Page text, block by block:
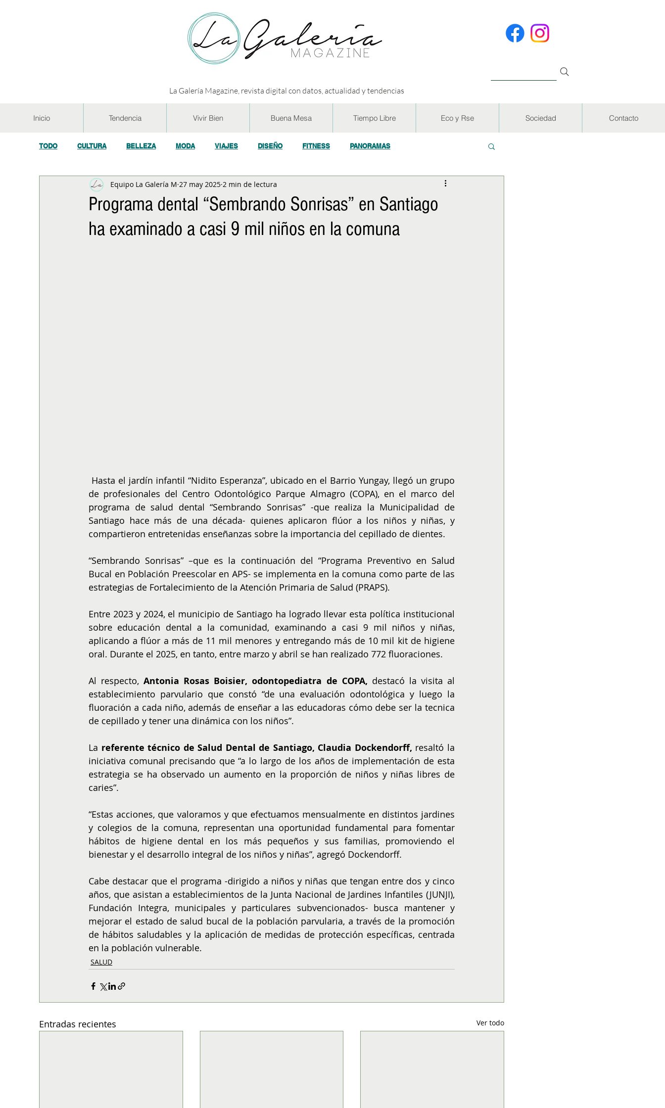
La Galería Magazine, revista digital con datos, actualidad y tendencias
Inicio Tendencia Vivir Bien Buena Mesa Tiempo Libre Eco y Rse Sociedad Contacto
TODO CULTURA BELLEZA MODA VIAJES DISEÑO FITNESS PANORAMAS
GASTRONOMÍA Y VINOS SALUD TECNOLOGÍA ECO y RSE ENTREVISTAS
ALIMENTACIÓN COLUMNA BUENA MESA NIÑOS EMPRENDER
Programa dental “Sembrando Sonrisas” en Santiago
ha examinado a casi 9 mil niños en la comuna
Equipo La Galería M 27 may 2025 2 min de lectura
Hasta el jardín infantil “Nidito Esperanza”, ubicado en el Barrio Yungay, llegó un grupo
de profesionales del Centro Odontológico Parque Almagro (COPA), en el marco del
programa de salud dental “Sembrando Sonrisas” -que realiza la Municipalidad de
Santiago hace más de una década- quienes aplicaron flúor a los niños y niñas, y
compartieron entretenidas enseñanzas sobre la importancia del cepillado de dientes.
“Sembrando Sonrisas” –que es la continuación del “Programa Preventivo en Salud
Bucal en Población Preescolar en APS- se implementa en la comuna como parte de las
estrategias de Fortalecimiento de la Atención Primaria de Salud (PRAPS).
Entre 2023 y 2024, el municipio de Santiago ha logrado llevar esta política institucional
sobre educación dental a la comunidad, examinando a casi 9 mil niños y niñas,
aplicando a flúor a más de 11 mil menores y entregando más de 10 mil kit de higiene
oral. Durante el 2025, en tanto, entre marzo y abril se han realizado 772 fluoraciones.
Al respecto, Antonia Rosas Boisier, odontopediatra de COPA, destacó la visita al
establecimiento parvulario que constó “de una evaluación odontológica y luego la
fluoración a cada niño, además de enseñar a las educadoras cómo debe ser la tecnica
de cepillado y tener una dinámica con los niños”.
La referente técnico de Salud Dental de Santiago, Claudia Dockendorff, resaltó la
iniciativa comunal precisando que “a lo largo de los años de implementación de esta
estrategia se ha observado un aumento en la proporción de niños y niñas libres de
caries”.
“Estas acciones, que valoramos y que efectuamos mensualmente en distintos jardines
y colegios de la comuna, representan una oportunidad fundamental para fomentar
hábitos de higiene dental en los más pequeños y sus familias, promoviendo el
bienestar y el desarrollo integral de los niños y niñas”, agregó Dockendorff.
Cabe destacar que el programa -dirigido a niños y niñas que tengan entre dos y cinco
años, que asistan a establecimientos de la Junta Nacional de Jardines Infantiles (JUNJI),
Fundación Integra, municipales y particulares subvencionados- busca mantener y
mejorar el estado de salud bucal de la población parvularia, a través de la promoción
de hábitos saludables y la aplicación de medidas de protección específicas, centrada
en la población vulnerable.
SALUD
Entradas recientes Ver todo